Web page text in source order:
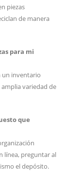
piezas
de manera
para mi
un inventario
variedad de
que
línea, preguntar al
el depósito.